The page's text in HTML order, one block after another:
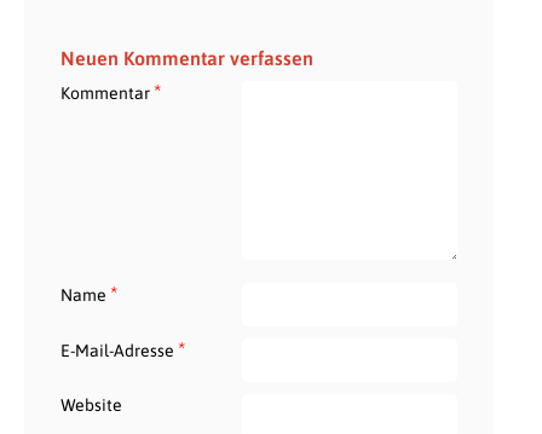
Neuen Kommentar verfassen
Kommentar*
Name *
E-Mail-Adresse *
Website